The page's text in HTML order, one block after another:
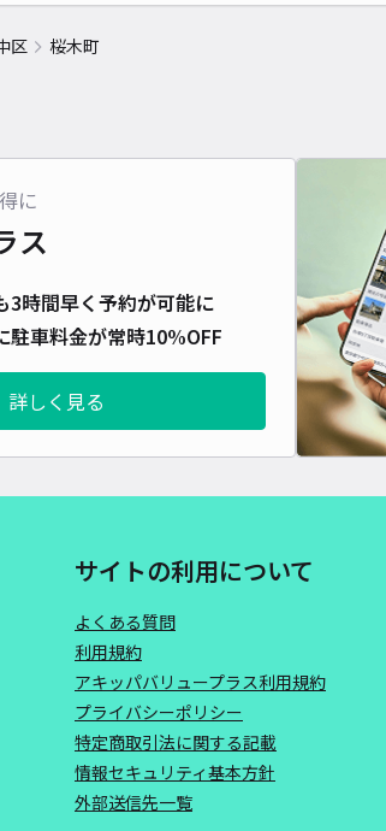
区 桜木町
に
ス
3時間早く予約が可能に
駐車料金が常時10%OFF
詳しく見る
サイトの利用について
よくある質問
利用規約
アキッパバリュープラス利用規約
プライバシーポリシー
特定商取引法に関する記載
情報セキュリティ基本方針
外部送信先一覧